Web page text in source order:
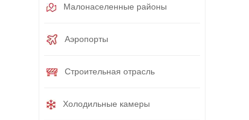
Малонаселенные районы
Аэропорты
Строительная отрасль
Холодильные камеры